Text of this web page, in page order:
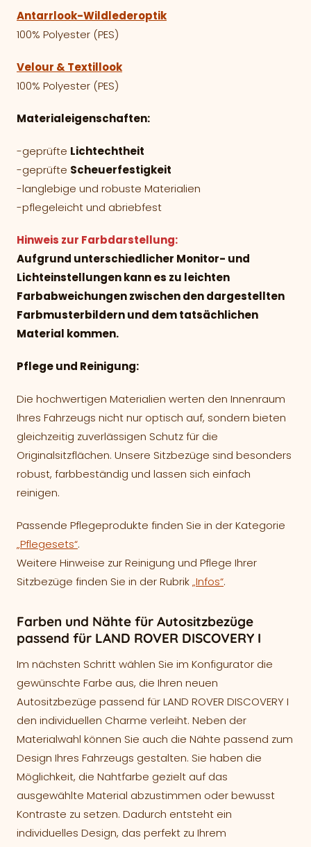
Antarrlook-Wildlederoptik
100% Polyester (PES)
Velour & Textillook
100% Polyester (PES)
Materialeigenschaften:
-geprüfte Lichtechtheit
-geprüfte Scheuerfestigkeit
-langlebige und robuste Materialien
-pflegeleicht und abriebfest
Hinweis zur Farbdarstellung:
Aufgrund unterschiedlicher Monitor- und
Lichteinstellungen kann es zu leichten
Farbabweichungen zwischen den dargestellten
Farbmusterbildern und dem tatsächlichen
Material kommen.
Pflege und Reinigung:
Die hochwertigen Materialien werten den Innenraum
Ihres Fahrzeugs nicht nur optisch auf, sondern bieten
gleichzeitig zuverlässigen Schutz für die
Originalsitzflächen. Unsere Sitzbezüge sind besonders
robust, farbbeständig und lassen sich einfach
reinigen.
Passende Pflegeprodukte finden Sie in der Kategorie
„Pflegesets“.
Weitere Hinweise zur Reinigung und Pflege Ihrer
Sitzbezüge finden Sie in der Rubrik„Infos“.
Farben und Nähte für Autositzbezüge
passend für LAND ROVER DISCOVERY I
Im nächsten Schritt wählen Sie im Konfigurator die
gewünschte Farbe aus, die Ihren neuen
Autositzbezüge passend für LAND ROVER DISCOVERY I
den individuellen Charme verleiht. Neben der
Materialwahl können Sie auch die Nähte passend zum
Design Ihres Fahrzeugs gestalten. Sie haben die
Möglichkeit, die Nahtfarbe gezielt auf das
ausgewählte Material abzustimmen oder bewusst
Kontraste zu setzen. Dadurch entsteht ein
individuelles Design, das perfekt zu Ihrem